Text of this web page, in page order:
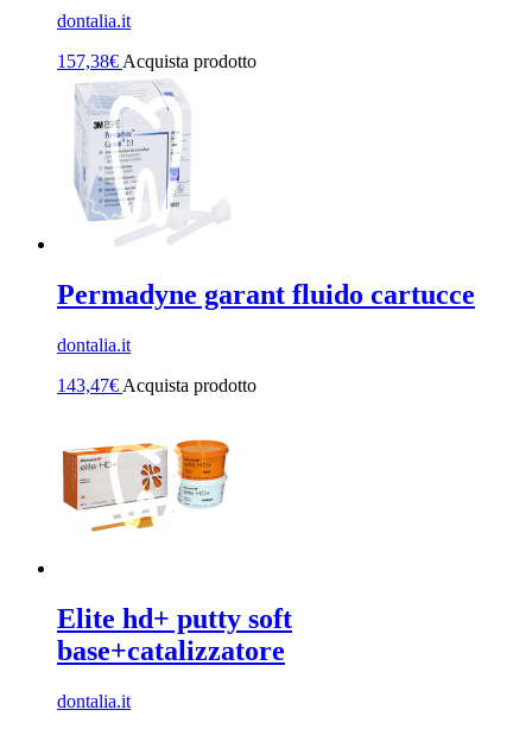
dontalia.it
157,38€ Acquista prodotto
Permadyne garant fluido cartucce
dontalia.it
143,47€ Acquista prodotto
Elite hd+ putty soft
base+catalizzatore
dontalia.it